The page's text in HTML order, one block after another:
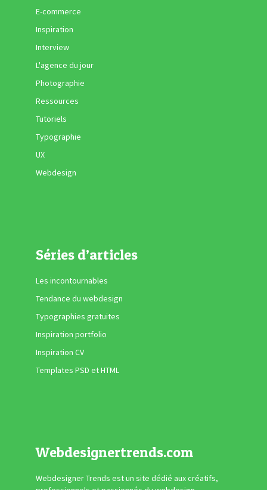
E-commerce
Inspiration
Interview
L'agence du jour
Photographie
Ressources
Tutoriels
Typographie
UX
Webdesign
Séries d’articles
Les incontournables
Tendance du webdesign
Typographies gratuites
Inspiration portfolio
Inspiration CV
Templates PSD et HTML
Webdesignertrends.com
Webdesigner Trends est un site dédié aux créatifs,